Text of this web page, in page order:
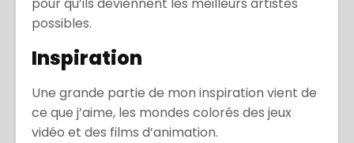
pour qu’ils deviennent les meilleurs artistes
possibles.
Inspiration
Une grande partie de mon inspiration vient de
ce que j’aime, les mondes colorés des jeux
vidéo et des films d’animation.